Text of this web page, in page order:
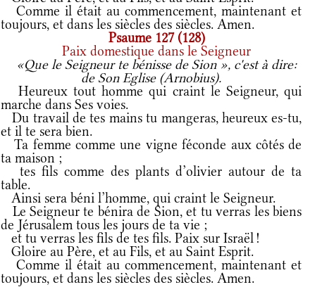
Comme il était au commencement, maintenant et
toujours, et dans les siècles des siècles. Amen.
Psaume 127 (128)
Paix domestique dans le Seigneur
«Que le Seigneur te bénisse de Sion », c'est à dire:
de Son Eglise (Arnobius).
Heureux tout homme qui craint le Seigneur, qui
marche dans Ses voies.
Du travail de tes mains tu mangeras, heureux es-tu,
et il te sera bien.
Ta femme comme une vigne féconde aux côtés de
ta maison ;
tes fils comme des plants d’olivier autour de ta
table.
Ainsi sera béni l’homme, qui craint le Seigneur.
Le Seigneur te bénira de Sion, et tu verras les biens
de Jérusalem tous les jours de ta vie ;
et tu verras les fils de tes fils. Paix sur Israël !
Gloire au Père, et au Fils, et au Saint Esprit.
Comme il était au commencement, maintenant et
toujours, et dans les siècles des siècles. Amen.